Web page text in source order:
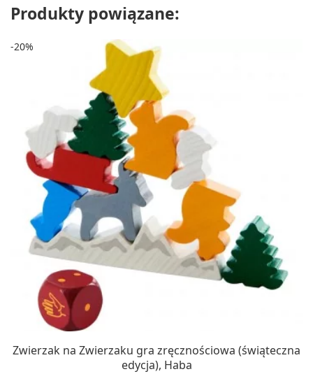
Produkty powiązane:
Zwierzak na Zwierzaku gra zręcznościowa (świąteczna
edycja), Haba
-20%